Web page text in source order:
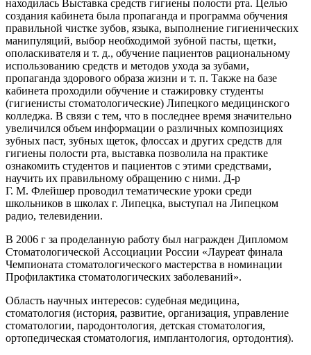
находилась Выставка средств гигиены полости рта. Целью
создания кабинета была пропаганда и программа обучения
правильной чистке зубов, языка, выполнение гигиенических
манипуляций, выбор необходимой зубной пасты, щетки,
ополаскивателя и т. д., обучение пациентов рациональному
использованию средств и методов ухода за зубами,
пропаганда здорового образа жизни и т. п. Также на базе
кабинета проходили обучение и стажировку студенты
(гигиенисты стоматологические) Липецкого медицинского
колледжа. В связи с тем, что в последнее время значительно
увеличился объем информации о различных композициях
зубных паст, зубных щеток, флоссах и других средств для
гигиены полости рта, выставка позволила на практике
ознакомить студентов и пациентов с этими средствами,
научить их правильному обращению с ними. Д-р
Г. М. Флейшер проводил тематические уроки среди
школьников в школах г. Липецка, выступал на Липецком
радио, телевидении.
В 2006 г за проделанную работу был награжден Дипломом
Стоматологической Ассоциации России «Лауреат финала
Чемпионата стоматологического мастерства в номинации
Профилактика стоматологических заболеваний».
Область научных интересов: судебная медицина,
стоматология (история, развитие, организация, управление
стоматологии, пародонтология, детская стоматология,
ортопедическая стоматология, имплантология, ортодонтия).